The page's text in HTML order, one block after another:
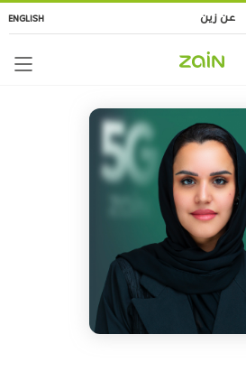
عن زين ENGLISH